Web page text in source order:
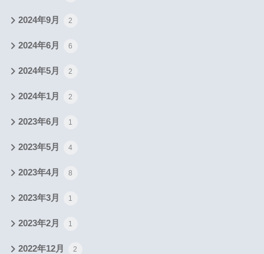
2024年9月 2
2024年6月 6
2024年5月 2
2024年1月 2
2023年6月 1
2023年5月 4
2023年4月 8
2023年3月 1
2023年2月 1
2022年12月 2